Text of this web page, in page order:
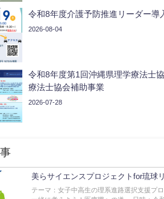
令和8年度介護予防推進リーダー導
2026-08-04
令和8年度第1回沖縄県理学療法士
療法士協会補助事業
2026-07-28
美らサイエンスプロジェクトfor琉球
テーマ：女子中高生の理系進路選択支援プ